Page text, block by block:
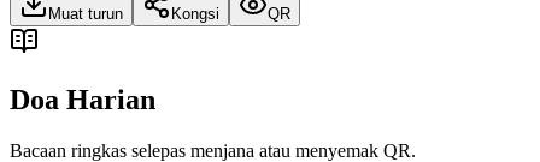
Muat turun Kongsi QR
Doa Harian
Bacaan ringkas selepas menjana atau menyemak QR.